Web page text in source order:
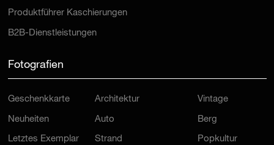
Produktführer Kaschierungen
B2B-Dienstleistungen
Fotografien
Geschenkkarte
Neuheiten
Letztes Exemplar
Architektur
Auto
Strand
Vintage
Berg
Popkultur